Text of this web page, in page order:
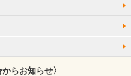
らお知らせ〉